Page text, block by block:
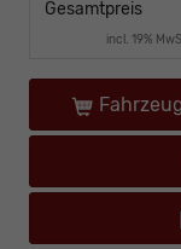
Gesamtpreis
incl. 19%